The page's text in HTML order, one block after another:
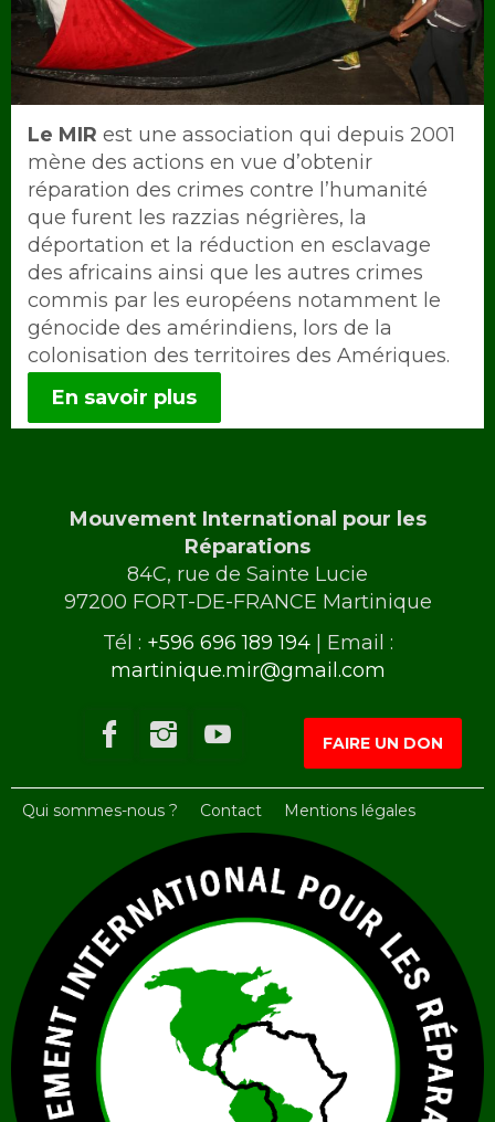
Intro
Le MIR est une association qui depuis 2001
mène des actions en vue d’obtenir
réparation des crimes contre l’humanité
que furent les razzias négrières, la
déportation et la réduction en esclavage
des africains ainsi que les autres crimes
commis par les européens notamment le
génocide des amérindiens, lors de la
colonisation des territoires des Amériques.
En savoir plus
Mouvement International pour les
Réparations
84C, rue de Sainte Lucie
97200 FORT-DE-FRANCE Martinique
Tél : +596 696 189 194| Email :
martinique.mir@gmail.com
FAIRE UN DON
Qui sommes-nous ? Contact Mentions légales